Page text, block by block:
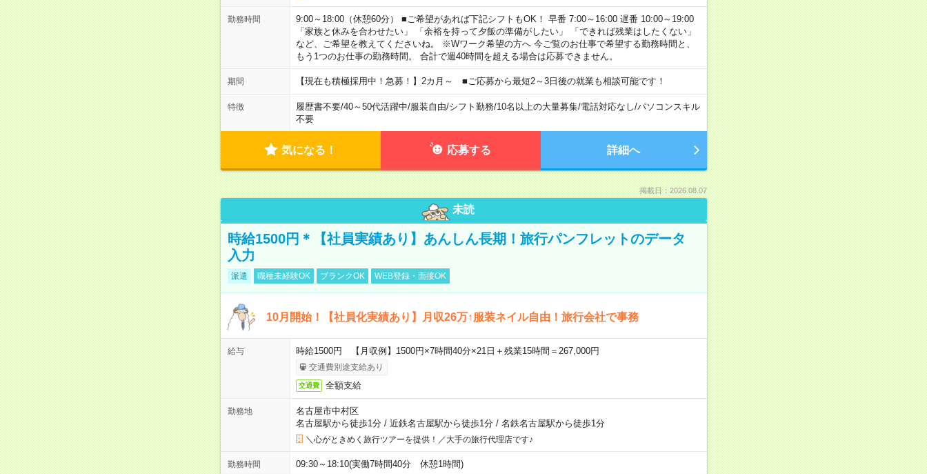
勤務時間
9:00～18:00（休憩60分） ■ご希望があれば下記シフトもOK！ 早番 7:00～16:00 遅番 10:00～19:00
「家族と休みを合わせたい」 「余裕を持って夕飯の準備がしたい」 「できれば残業はしたくない」
など、ご希望を教えてくださいね。 ※Wワーク希望の方へ 今ご覧のお仕事で希望する勤務時間と、
もう1つのお仕事の勤務時間。 合計で週40時間を超える場合は応募できません。
期間 【現在も積極採用中！急募！】2カ月～ ■ご応募から最短2～3日後の就業も相談可能です！
特徴 履歴書不要/40～50代活躍中/服装自由/シフト勤務/10名以上の大量募集/電話対応なし/パソコンスキル
不要
気になる！ 応募する 詳細へ
掲載日：2026.08.07
未読
時給1500円＊【社員実績あり】あんしん長期！旅行パンフレットのデータ
入力
派遣 職種未経験OK ブランクOK WEB登録・面接OK
10月開始！【社員化実績あり】月収26万↑服装ネイル自由！旅行会社で事務
給与 時給1500円 【月収例】1500円×7時間40分×21日＋残業15時間＝267,000円
交通費別途支給あり
交通費 全額支給
勤務地
名古屋市中村区
名古屋駅から徒歩1分/ 近鉄名古屋駅から徒歩1分/ 名鉄名古屋駅から徒歩1分
＼心がときめく旅行ツアーを提供！／大手の旅行代理店です♪
勤務時間 09:30～18:10(実働7時間40分 休憩1時間)